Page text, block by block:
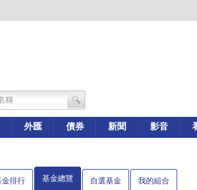
外匯 債券 新聞 影音
金排行 基金總覽 自選基金 我的組合